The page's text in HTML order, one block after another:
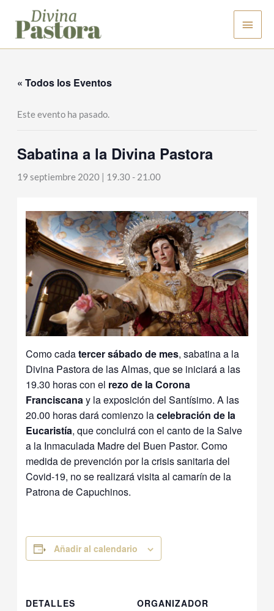
contenido
« Todos los Eventos
Este evento ha pasado.
Sabatina a la Divina Pastora
19 septiembre 2020 | 19.30- 21.00
Como cadatercer sábado de mes, sabatina a la
Divina Pastora de las Almas, que se iniciará a las
19.30 horas con el rezo de laCorona
Franciscanay la exposición del Santísimo. A las
20.00 horas dará comienzo lacelebración de la
Eucaristía, que concluirá con el canto de la Salve
a la Inmaculada Madre del Buen Pastor. Como
medida de prevención por la crisis sanitaria del
Covid-19, no se realizará visita al camarín de la
Patrona de Capuchinos.
Añadir al calendario
DETALLES
ORGANIZADOR